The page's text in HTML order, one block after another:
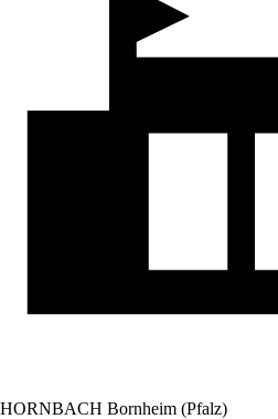
HORNBACH Bornheim (Pfalz)